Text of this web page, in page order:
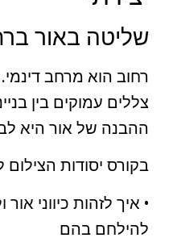
שליטה באור
רחוב הוא מרחב
צללים עמוקים בין
ההבנה של אור היא לב
בקורס יסודות הצילום
• איך לזהות כיווני
להילחם בהם